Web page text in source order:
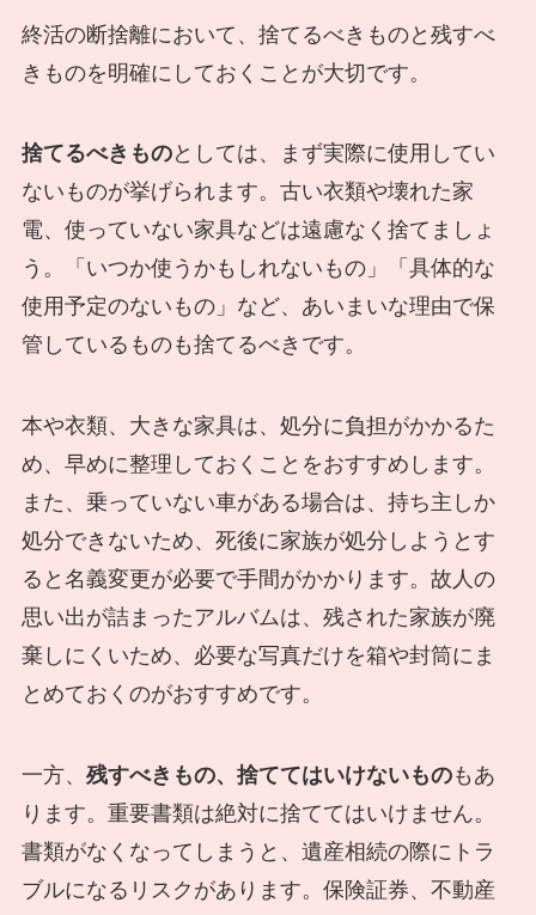
終活の断捨離において、捨てるべきものと残すべ
きものを明確にしておくことが大切です。
捨てるべきものとしては、まず実際に使用してい
ないものが挙げられます。古い衣類や壊れた家
電、使っていない家具などは遠慮なく捨てましょ
う。「いつか使うかもしれないもの」「具体的な
使用予定のないもの」など、あいまいな理由で保
管しているものも捨てるべきです。
本や衣類、大きな家具は、処分に負担がかかるた
め、早めに整理しておくことをおすすめします。
また、乗っていない車がある場合は、持ち主しか
処分できないため、死後に家族が処分しようとす
ると名義変更が必要で手間がかかります。故人の
思い出が詰まったアルバムは、残された家族が廃
棄しにくいため、必要な写真だけを箱や封筒にま
とめておくのがおすすめです。
一方、 残すべきもの、捨ててはいけないものもあ
ります。重要書類は絶対に捨ててはいけません。
書類がなくなってしまうと、遺産相続の際にトラ
ブルになるリスクがあります。保険証券、不動産